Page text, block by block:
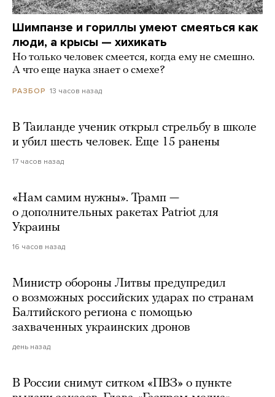
Шимпанзе и гориллы умеют смеяться как
люди, а крысы — хихикать
Но только человек смеется, когда ему не смешно.
А что еще наука знает о смехе?
РАЗБОР 13 часов назад
В Таиланде ученик открыл стрельбу в школе
и убил шесть человек. Еще 15 ранены
17 часов назад
«Нам самим нужны». Трамп —
о дополнительных ракетах Patriot для
Украины
16 часов назад
Министр обороны Литвы предупредил
о возможных российских ударах по странам
Балтийского региона с помощью
захваченных украинских дронов
день назад
В России снимут ситком «ПВЗ» о пункте